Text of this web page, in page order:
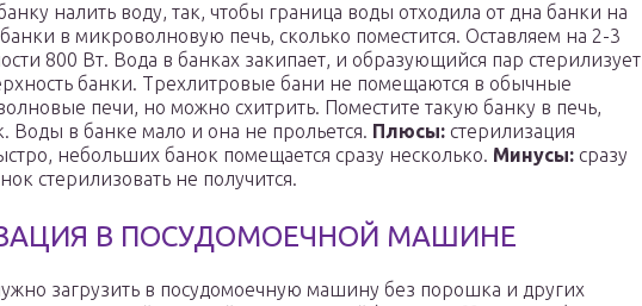
налить воду, так, чтобы граница воды отходила от дна банки на
в микроволновую печь, сколько поместится. Оставляем на 2-3
800 Вт. Вода в банках закипает, и образующийся пар стерилизует
банки. Трехлитровые бани не помещаются в обычные
печи, но можно схитрить. Поместите такую банку в печь,
Воды в банке мало и она не прольется. Плюсы: стерилизация
небольших банок помещается сразу несколько. Минусы: сразу
стерилизовать не получится.
В ПОСУДОМОЕЧНОЙ МАШИНЕ
загрузить в посудомоечную машину без порошка и других